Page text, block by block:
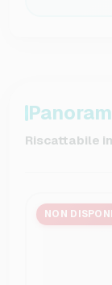
Riscattabile
NON